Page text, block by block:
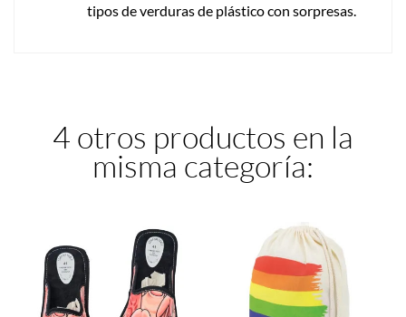
tipos de verduras de plástico con sorpresas.
4 otros productos en la
misma categoría: